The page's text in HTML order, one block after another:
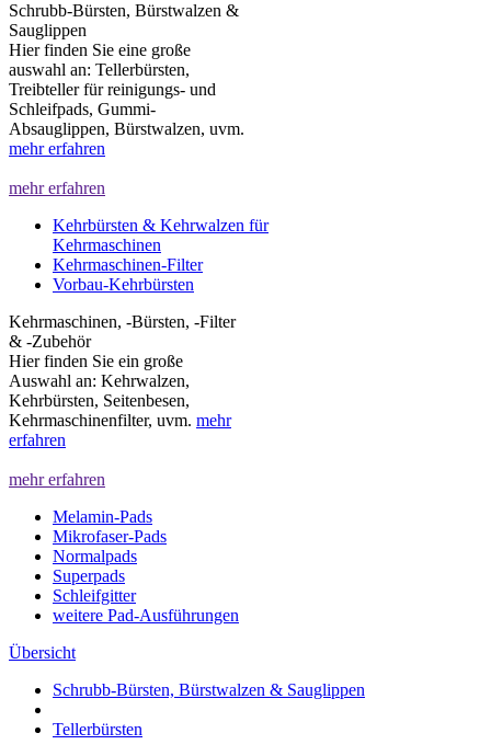
Schrubb-Bürsten, Bürstwalzen &
Sauglippen
Hier finden Sie eine große
auswahl an: Tellerbürsten,
Treibteller für reinigungs- und
Schleifpads, Gummi-
Absauglippen, Bürstwalzen, uvm.
mehr erfahren
mehr erfahren
Kehrbürsten & Kehrwalzen für
Kehrmaschinen
Kehrmaschinen-Filter
Vorbau-Kehrbürsten
Kehrmaschinen, -Bürsten, -Filter
& -Zubehör
Hier finden Sie ein große
Auswahl an: Kehrwalzen,
Kehrbürsten, Seitenbesen,
Kehrmaschinenfilter, uvm. mehr
erfahren
mehr erfahren
Melamin-Pads
Mikrofaser-Pads
Normalpads
Superpads
Schleifgitter
weitere Pad-Ausführungen
Übersicht
Schrubb-Bürsten, Bürstwalzen & Sauglippen
Tellerbürsten